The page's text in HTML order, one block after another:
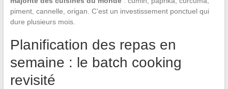
piment, cannelle, origan. C’est un investissement ponctuel qui
dure plusieurs mois.
Planification des repas en
semaine : le batch cooking
revisité